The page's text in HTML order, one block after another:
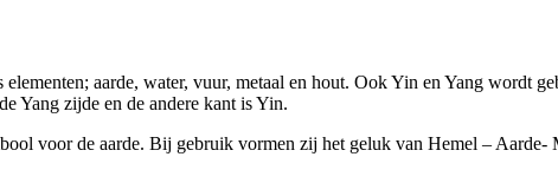
aarde, water, vuur, metaal en hout. Ook Yin en Yang wordt
Yang zijde en de andere kant is Yin.
voor de aarde. Bij gebruik vormen zij het geluk van Hemel – Aarde-